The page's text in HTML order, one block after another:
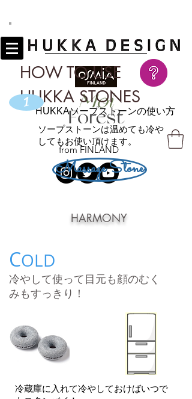
from FINLAND
HOW TO USE
HUKKA STONES
HUKKAソープストーンの使い方
1
ソープストーンは温めても冷や
してもお使い頂けます。
Massage Stone
HARMONY
COLD
冷やして使って目元も顔のむく
みもすっきり！
冷蔵庫に入れて冷やしておけばいつで